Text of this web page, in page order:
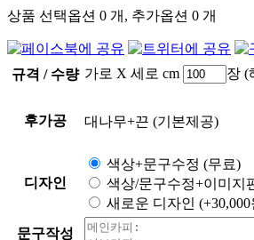
상품 선택옵션 0 개, 추가옵션 0 개
규격 / 수량 가로 X 세로 cm 장 (
후가공 대나무+끈 (기본제공)
디자인
색상+문구수정 (무료)
색상/문구수정+이미지
새로운 디자인
문구작성